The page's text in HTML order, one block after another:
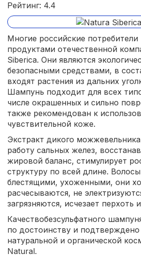
Рейтинг: 4.4
Многие российские потребители
продуктами отечественной
Siberica. Они являются
безопасными средствами, в
входят растения из дальних
Шампунь подходит для всех
числе окрашенных и сильно
также рекомендован к
чувствительной коже.
Экстракт дикого можжевельника
работу сальных желез,
жировой баланс, стимулирует
структуру по всей длине. Волосы
блестящими, ухоженными, они
расчесываются, не
загрязняются, исчезает перхоть
Качествобезсульфатного
по достоинству и
натуральной и органической
Natural.